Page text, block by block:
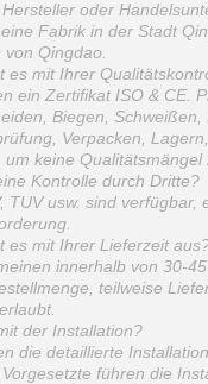
oder
Fabrik in der Stadt
Qingdao.
es mit Ihrer
ein Zertifikat ISO & CE.
Biegen, Schweißen,
Verpacken,
um keine Qualitätsmängel
Kontrolle durch Dritte?
TUV usw. sind verfügbar,
es mit Ihrer Lieferzeit
innerhalb von 30-
teilweise
der Installation?
die detaillierte
führen die